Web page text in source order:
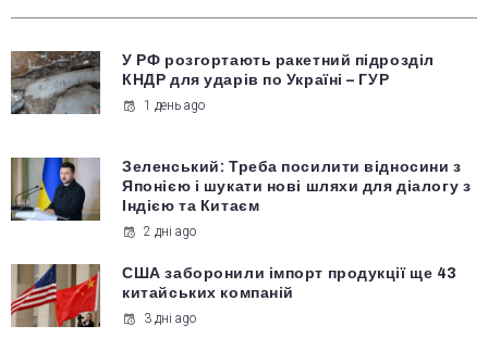
У РФ розгортають ракетний підрозділ
КНДР для ударів по Україні – ГУР
1 день ago
Зеленський: Треба посилити відносини з
Японією і шукати нові шляхи для діалогу з
Індією та Китаєм
2 дні ago
США заборонили імпорт продукції ще 43
китайських компаній
3 дні ago